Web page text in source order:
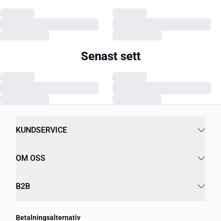
Senast sett
KUNDSERVICE
OM OSS
B2B
Betalningsalternativ